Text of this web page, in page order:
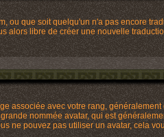
que soit quelqu'un n'a pas encore
libre de créer une nouvelle
associée avec votre rang,
nommée avatar, qui est
ne pouvez pas utiliser un avatar, cela